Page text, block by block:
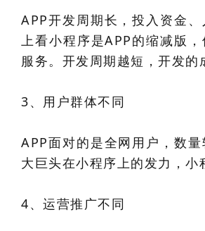
APP开发周期长，投入资金
上看小程序是APP的缩减版
服务。开发周期越短，开发的
3、用户群体不同
APP面对的是全网用户，数
大巨头在小程序上的发力，小
4、运营推广不同